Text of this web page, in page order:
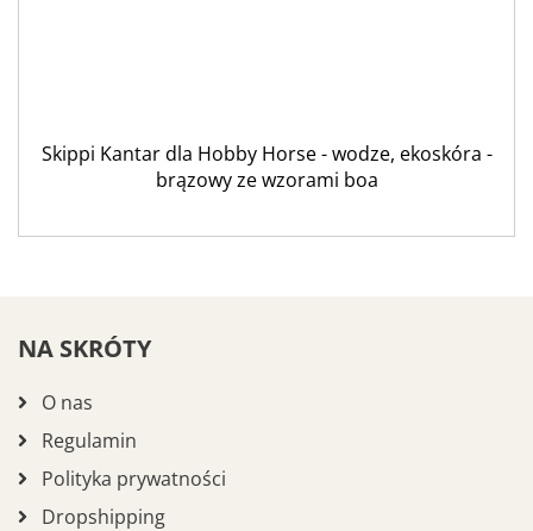
Skippi Kantar dla Hobby Horse - wodze, ekoskóra -
brązowy ze wzorami boa
NA SKRÓTY
O nas
Regulamin
Polityka prywatności
Dropshipping